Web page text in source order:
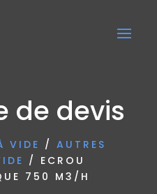
de devis
VIDE / AUTRES
/ ECROU
750 M3/H